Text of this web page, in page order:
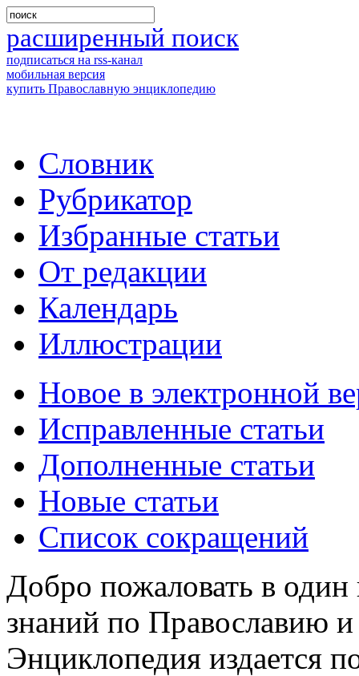
расширенный поиск
подписаться на rss-канал
мобильная версия
купить Православную энциклопедию
Словник
Рубрикатор
Избранные статьи
От редакции
Календарь
Иллюстрации
Новое в электронной
Исправленные статьи
Дополненные статьи
Новые статьи
Список сокращений
Добро пожаловать в
знаний по Православию
Энциклопедия издается